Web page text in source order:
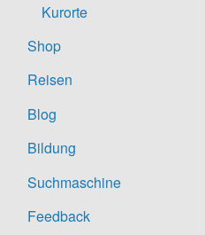
Kurorte
Shop
Reisen
Blog
Bildung
Suchmaschine
Feedback